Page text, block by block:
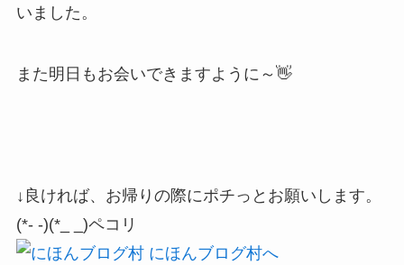
いました。
また明日もお会いできますように～👋
↓良ければ、お帰りの際にポチっとお願いします。
(*- -)(*_ _)ペコリ